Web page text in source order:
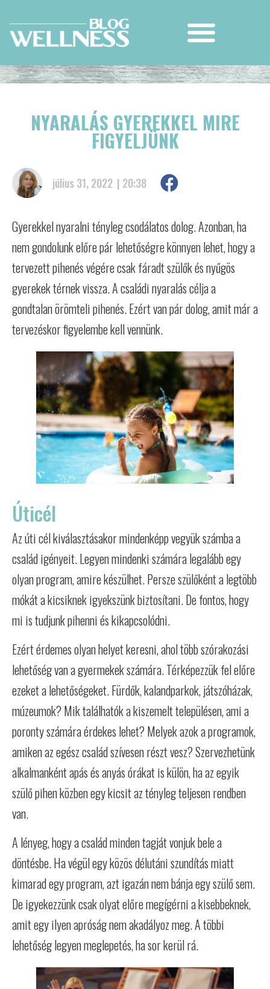
NYARALÁS GYEREKKEL MIRE
FIGYELJÜNK
július 31, 2022 | 20:38
Gyerekkel nyaralni tényleg csodálatos dolog. Azonban, ha
nem gondolunk előre pár lehetőségre könnyen lehet, hogy a
tervezett pihenés végére csak fáradt szülők és nyűgös
gyerekek térnek vissza. A családi nyaralás célja a
gondtalan örömteli pihenés. Ezért van pár dolog, amit már a
tervezéskor figyelembe kell vennünk.
Úticél
Az úti cél kiválasztásakor mindenképp vegyük számba a
család igényeit. Legyen mindenki számára legalább egy
olyan program, amire készülhet. Persze szülőként a legtöbb
mókát a kicsiknek igyekszünk biztosítani. De fontos, hogy
mi is tudjunk pihenni és kikapcsolódni.
Ezért érdemes olyan helyet keresni, ahol több szórakozási
lehetőség van a gyermekek számára. Térképezzük fel előre
ezeket a lehetőségeket. Fürdők, kalandparkok, játszóházak,
múzeumok? Mik találhatók a kiszemelt településen, ami a
poronty számára érdekes lehet? Melyek azok a programok,
amiken az egész család szívesen részt vesz? Szervezhetünk
alkalmanként apás és anyás órákat is külön, ha az egyik
szülő pihen közben egy kicsit az tényleg teljesen rendben
van.
A lényeg, hogy a család minden tagját vonjuk bele a
döntésbe. Ha végül egy közös délutáni szundítás miatt
kimarad egy program, azt igazán nem bánja egy szülő sem.
De igyekezzünk csak olyat előre megígérni a kisebbeknek,
amit egy ilyen apróság nem akadályoz meg. A többi
lehetőség legyen meglepetés, ha sor kerül rá.